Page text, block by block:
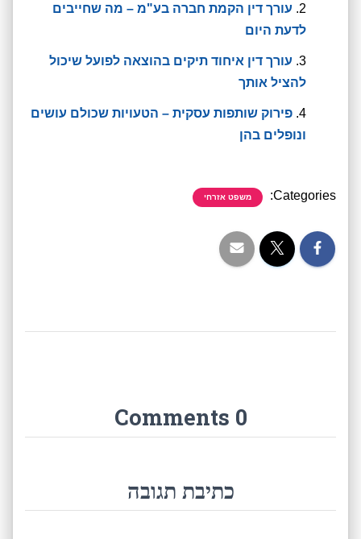
עורך דין הקמת חברה בע"מ – מה שחייבים
לדעת היום
עורך דין איחוד תיקים בהוצאה לפועל שיכול
להציל אותך
פירוק שותפות עסקית – הטעויות שכולם עושים
ונופלים בהן
Categories: משפט אזרחי
0 Comments
כתיבת תגובה